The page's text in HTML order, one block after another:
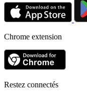
Chrome extension
Restez connectés